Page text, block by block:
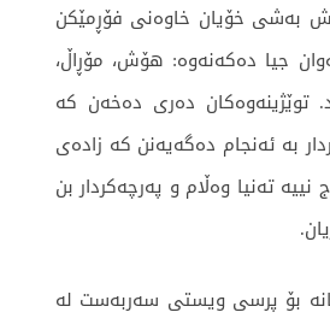
بەشی خۆیان خاوەنی فۆڕمێکن
جیا دەکەنەوە: هۆش، مۆڕاڵ،
توێژینەوەکان دەری دەخەن کە
بە ئەنجام دەگەیەنن کە زادەی
تەنیا وەڵام و پەرچەکردار بن
بۆ پرسی ویستی سەربەست لە